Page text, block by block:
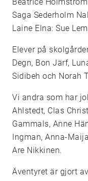
Saga Sederholm
Laine Elna: Sue
Elever på
Degn, Bon Järf,
Sidibeh och Norah
Vi andra som har
Ahlstedt, Clas
Gammals, Anne
Ingman, Anna-
Are Nikkinen.
Äventyret är gjort